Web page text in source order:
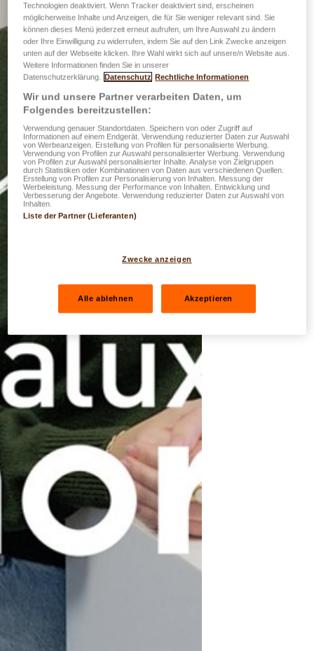
Technologien deaktiviert. Wenn Tracker deaktiviert sind, erscheinen
möglicherweise Inhalte und Anzeigen, die für Sie weniger relevant sind. Sie
können dieses Menü jederzeit erneut aufrufen, um Ihre Auswahl zu ändern
oder Ihre Einwilligung zu widerrufen, indem Sie auf den Link Zwecke anzeigen
unten auf der Webseite klicken. Ihre Wahl wirkt sich auf unsere/n Website aus.
Weitere Informationen finden Sie in unserer
Datenschutzerklärung. Datenschutz Rechtliche Informationen
Wir und unsere Partner verarbeiten Daten, um
Folgendes bereitzustellen:
Verwendung genauer Standortdaten. Speichern von oder Zugriff auf
Informationen auf einem Endgerät. Verwendung reduzierter Daten zur Auswahl
von Werbeanzeigen. Erstellung von Profilen für personalisierte Werbung.
Verwendung von Profilen zur Auswahl personalisierter Werbung. Verwendung
von Profilen zur Auswahl personalisierter Inhalte. Analyse von Zielgruppen
durch Statistiken oder Kombinationen von Daten aus verschiedenen Quellen.
Erstellung von Profilen zur Personalisierung von Inhalten. Messung der
Werbeleistung. Messung der Performance von Inhalten. Entwicklung und
Verbesserung der Angebote. Verwendung reduzierter Daten zur Auswahl von
Inhalten.
Liste der Partner (Lieferanten)
Zwecke anzeigen
Alle ablehnen Akzeptieren